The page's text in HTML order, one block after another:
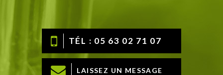
TÉL : 05 63 02 71 07
LAISSEZ UN MESSAGE